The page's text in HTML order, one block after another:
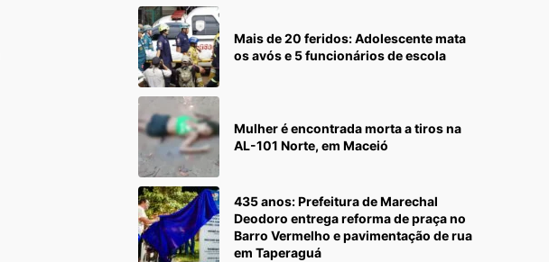
Mais de 20 feridos: Adolescente mata
os avós e 5 funcionários de escola
Mulher é encontrada morta a tiros na
AL-101 Norte, em Maceió
435 anos: Prefeitura de Marechal
Deodoro entrega reforma de praça no
Barro Vermelho e pavimentação de rua
em Taperaguá